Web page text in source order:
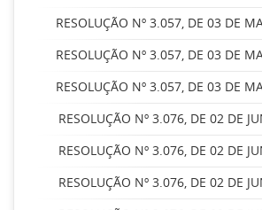
RESOLUÇÃO Nº 3.057, DE 03 DE
RESOLUÇÃO Nº 3.057, DE 03 DE
RESOLUÇÃO Nº 3.057, DE 03 DE
RESOLUÇÃO Nº 3.076, DE 02 DE
RESOLUÇÃO Nº 3.076, DE 02 DE
RESOLUÇÃO Nº 3.076, DE 02 DE